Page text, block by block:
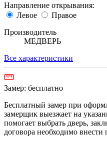
Направление открывания:
Левое
Правое
Производитель
МЕДВЕРЬ
Все характеристики
Замер: бесплатно
Бесплатный замер при
замерщик выезжает на
помогает выбрать дверь,
договора необходимо внести